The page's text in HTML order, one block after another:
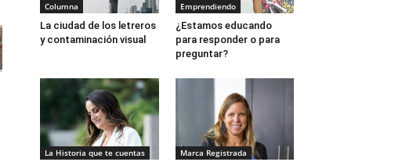
Columna
La ciudad de los letreros
y contaminación visual
Emprendiendo
¿Estamos educando
para responder o para
preguntar?
La Historia que te cuentas Marca Registrada